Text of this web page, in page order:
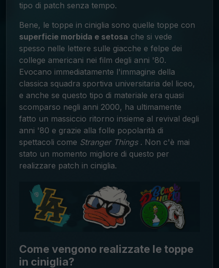
tipo di patch senza tempo.
Bene, le toppe in ciniglia sono quelle toppe con
superficie morbida e setosa che si vede
spesso nelle lettere sulle giacche e felpe dei
college americani nei film degli anni '80.
Evocano immediatamente l'immagine della
classica squadra sportiva universitaria del liceo,
e anche se questo tipo di materiale era quasi
scomparso negli anni 2000, ha ultimamente
fatto un massiccio ritorno insieme al revival degli
anni '80 e grazie alla folle popolarità di
spettacoli come Stranger Things. Non c'è mai
stato un momento migliore di questo per
realizzare patch in ciniglia.
Come vengono realizzate le toppe
in ciniglia?